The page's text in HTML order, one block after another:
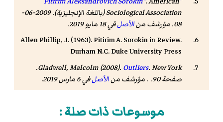
Sociological Association
(باللغة الإنجليزية). 2009-06-
08. مؤرشف من
الأصلفي 18 مايو 2019
.
Allen Phillip, J. (1963). Pitirim A. Sorokin in Review.
Durham N.C. Duke University Press
Gladwell, Malcolm (2008). Outliers
. New York.
صفحة 90. . مؤرشف من
الأصلفي 6 مارس 2019.
موسوعات ذات صلة :